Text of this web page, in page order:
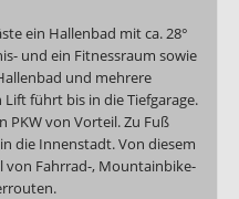
ein Hallenbad mit ca. 28°
und ein Fitnessraum sowie
und mehrere
führt bis in die Tiefgarage.
PKW von Vorteil. Zu Fuß
die Innenstadt. Von diesem
von Fahrrad-, Mountainbike-